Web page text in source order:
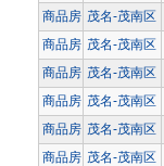
商品房 茂名-茂南区
商品房 茂名-茂南区
商品房 茂名-茂南区
商品房 茂名-茂南区
商品房 茂名-茂南区
商品房 茂名-茂南区